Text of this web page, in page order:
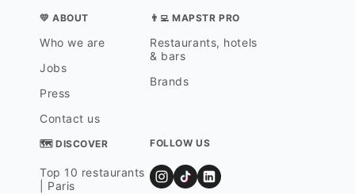
💛 ABOUT
Who we are
Jobs
Press
Contact us
👨‍💻 MAPSTR PRO
Restaurants, hotels
& bars
Brands
🗺 DISCOVER
Top 10 restaurants
| Paris
FOLLOW US